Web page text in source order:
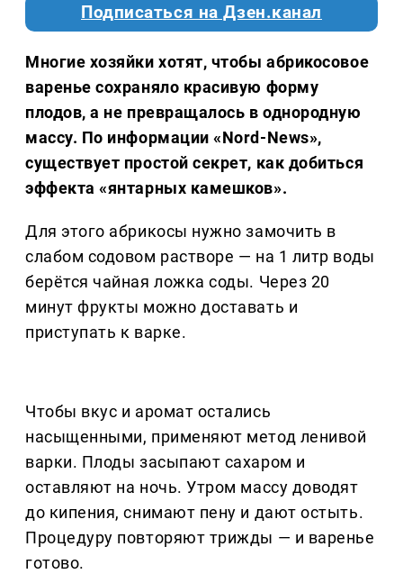
Подписаться на Дзен.канал
Многие хозяйки хотят, чтобы абрикосовое
варенье сохраняло красивую форму
плодов, а не превращалось в однородную
массу. По информации «Nord-News»,
существует простой секрет, как добиться
эффекта «янтарных камешков».
Для этого абрикосы нужно замочить в
слабом содовом растворе — на 1 литр воды
берётся чайная ложка соды. Через 20
минут фрукты можно доставать и
приступать к варке.
Чтобы вкус и аромат остались
насыщенными, применяют метод ленивой
варки. Плоды засыпают сахаром и
оставляют на ночь. Утром массу доводят
до кипения, снимают пену и дают остыть.
Процедуру повторяют трижды — и варенье
готово.